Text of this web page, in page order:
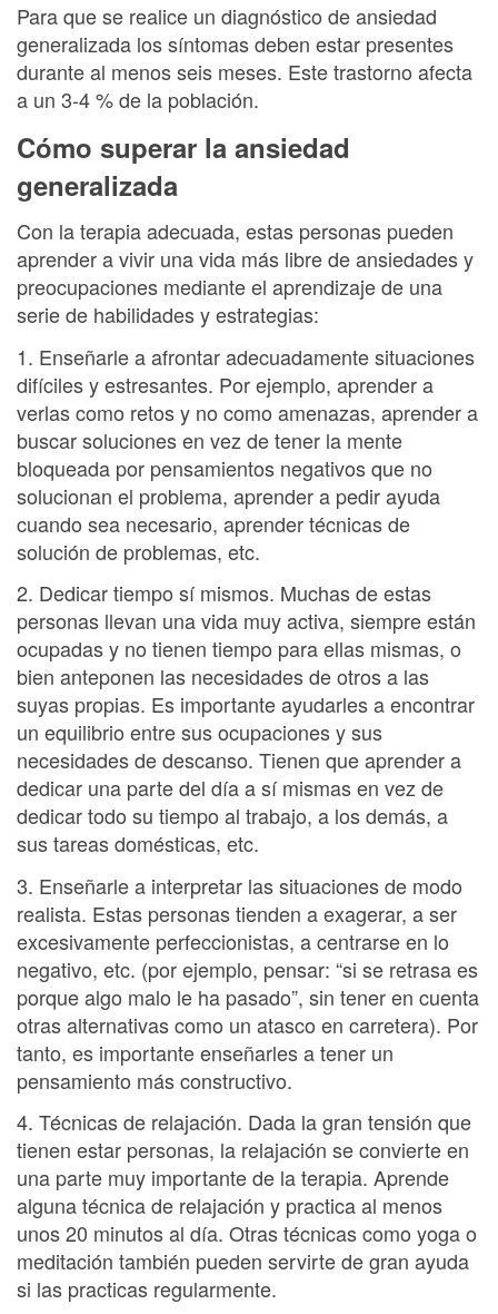
Para que se realice un diagnóstico de ansiedad
generalizada los síntomas deben estar presentes
durante al menos seis meses. Este trastorno afecta
a un 3-4 % de la población.
Cómo superar la ansiedad
generalizada
Con la terapia adecuada, estas personas pueden
aprender a vivir una vida más libre de ansiedades y
preocupaciones mediante el aprendizaje de una
serie de habilidades y estrategias:
1. Enseñarle a afrontar adecuadamente situaciones
difíciles y estresantes. Por ejemplo, aprender a
verlas como retos y no como amenazas, aprender a
buscar soluciones en vez de tener la mente
bloqueada por pensamientos negativos que no
solucionan el problema, aprender a pedir ayuda
cuando sea necesario, aprender técnicas de
solución de problemas, etc.
2. Dedicar tiempo sí mismos. Muchas de estas
personas llevan una vida muy activa, siempre están
ocupadas y no tienen tiempo para ellas mismas, o
bien anteponen las necesidades de otros a las
suyas propias. Es importante ayudarles a encontrar
un equilibrio entre sus ocupaciones y sus
necesidades de descanso. Tienen que aprender a
dedicar una parte del día a sí mismas en vez de
dedicar todo su tiempo al trabajo, a los demás, a
sus tareas domésticas, etc.
3. Enseñarle a interpretar las situaciones de modo
realista. Estas personas tienden a exagerar, a ser
excesivamente perfeccionistas, a centrarse en lo
negativo, etc. (por ejemplo, pensar: “si se retrasa es
porque algo malo le ha pasado”, sin tener en cuenta
otras alternativas como un atasco en carretera). Por
tanto, es importante enseñarles a tener un
pensamiento más constructivo.
4. Técnicas de relajación. Dada la gran tensión que
tienen estar personas, la relajación se convierte en
una parte muy importante de la terapia. Aprende
alguna técnica de relajación y practica al menos
unos 20 minutos al día. Otras técnicas como yoga o
meditación también pueden servirte de gran ayuda
si las practicas regularmente.